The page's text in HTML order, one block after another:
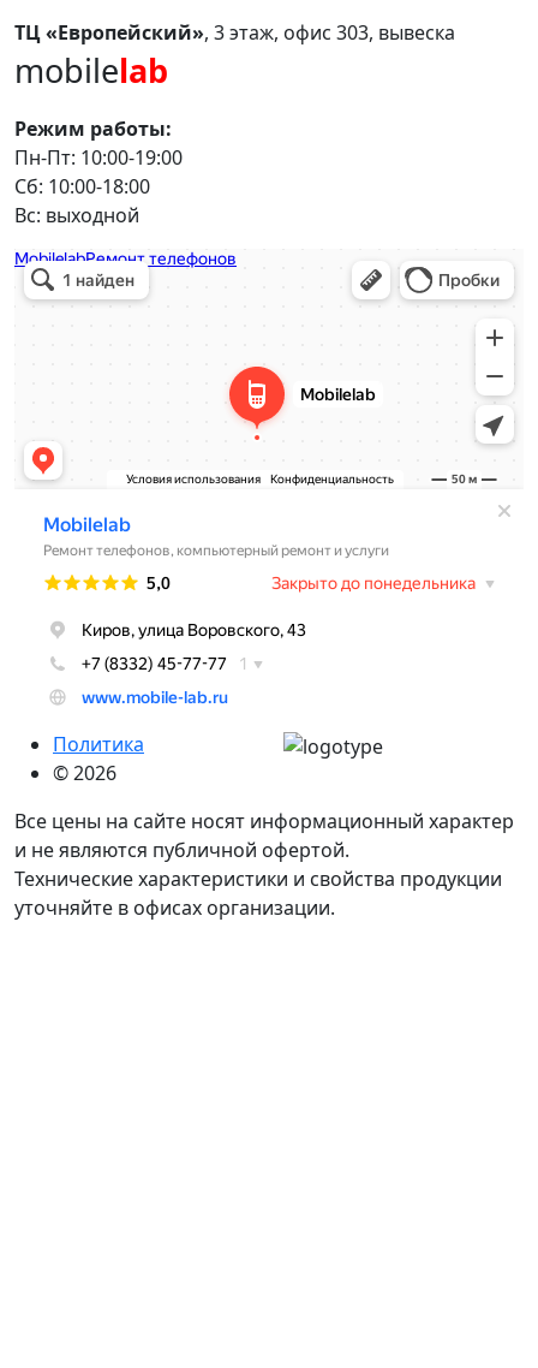
ТЦ «Европейский», 3 этаж, офис 303, вывеска
mobilelab
Режим работы:
Пн-Пт: 10:00-19:00
Сб: 10:00-18:00
Вс: выходной
Политика
© 2026
Все цены на сайте носят информационный характер
и не являются публичной офертой.
Технические характеристики и свойства продукции
уточняйте в офисах организации.